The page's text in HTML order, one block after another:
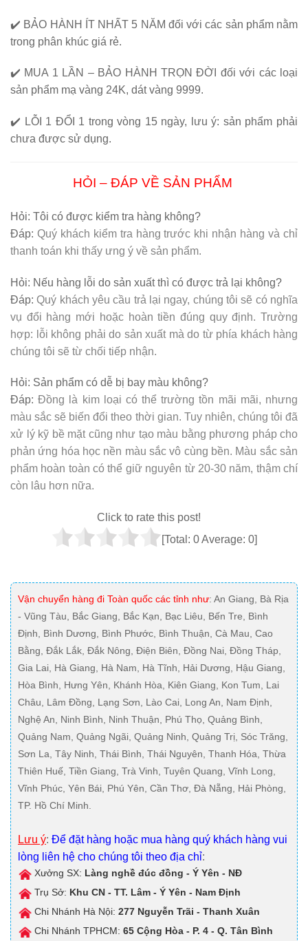
✔️ BẢO HÀNH ÍT NHẤT 5 NĂM đối với các sản phẩm nằm
trong phân khúc giá rẻ.
✔️ MUA 1 LẦN – BẢO HÀNH TRỌN ĐỜI đối với các loại
sản phẩm mạ vàng 24K, dát vàng 9999.
✔️ LỖI 1 ĐỔI 1 trong vòng 15 ngày, lưu ý: sản phẩm phải
chưa được sử dụng.
HỎI – ĐÁP VỀ SẢN PHẨM
Hỏi: Tôi có được kiểm tra hàng không?
Đáp: Quý khách kiểm tra hàng trước khi nhận hàng và chỉ
thanh toán khi thấy ưng ý về sản phẩm.
Hỏi: Nếu hàng lỗi do sản xuất thì có được trả lại không?
Đáp:Quý khách yêu cầu trả lại ngay, chúng tôi sẽ có nghĩa
vụ đổi hàng mới hoặc hoàn tiền đúng quy định. Trường
hợp: lỗi không phải do sản xuất mà do từ phía khách hàng
chúng tôi sẽ từ chối tiếp nhận.
Hỏi: Sản phẩm có dễ bị bay màu không?
Đáp:Đồng là kim loại có thể trường tồn mãi mãi, nhưng
màu sắc sẽ biến đổi theo thời gian. Tuy nhiên, chúng tôi đã
xử lý kỹ bề mặt cũng như tạo màu bằng phương pháp cho
phản ứng hóa học nền màu sắc vô cùng bền. Màu sắc sản
phẩm hoàn toàn có thể giữ nguyên từ 20-30 năm, thậm chí
còn lâu hơn nữa.
Click to rate this post!
[Total: 0Average: 0]
Vận chuyển hàng đi Toàn quốc các tỉnh như: An Giang, Bà Rịa
- Vũng Tàu, Bắc Giang, Bắc Kạn, Bạc Liêu, Bến Tre, Bình
Định, Bình Dương, Bình Phước, Bình Thuận, Cà Mau, Cao
Bằng, Đắk Lắk, Đắk Nông, Điện Biên, Đồng Nai, Đồng Tháp,
Gia Lai, Hà Giang, Hà Nam, Hà Tĩnh, Hải Dương, Hậu Giang,
Hòa Bình, Hưng Yên, Khánh Hòa, Kiên Giang, Kon Tum, Lai
Châu, Lâm Đồng, Lạng Sơn, Lào Cai, Long An, Nam Định,
Nghệ An, Ninh Bình, Ninh Thuận, Phú Thọ, Quảng Bình,
Quảng Nam, Quảng Ngãi, Quảng Ninh, Quảng Trị, Sóc Trăng,
Sơn La, Tây Ninh, Thái Bình, Thái Nguyên, Thanh Hóa, Thừa
Thiên Huế, Tiền Giang, Trà Vinh, Tuyên Quang, Vĩnh Long,
Vĩnh Phúc, Yên Bái, Phú Yên, Cần Thơ, Đà Nẵng, Hải Phòng,
TP. Hồ Chí Minh.
Lưu ý: Để đặt hàng hoặc mua hàng quý khách hàng vui
lòng liên hệ cho chúng tôi theo địa chỉ:
Xưởng SX: Làng nghề đúc đồng - Ý Yên - NĐ
Trụ Sở: Khu CN - TT. Lâm - Ý Yên - Nam Định
Chi Nhánh Hà Nội: 277 Nguyễn Trãi - Thanh Xuân
Chi Nhánh TPHCM: 65 Cộng Hòa - P. 4 - Q. Tân Bình